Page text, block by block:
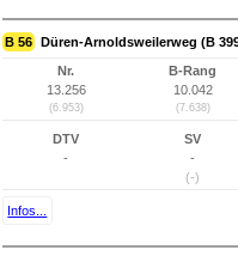
B 56 Düren-Arnoldsweilerweg (B
Nr.
13.256
(6.953)
B-Rang
10.042
(7.638)
DTV
-
SV
-
(-)
Infos...